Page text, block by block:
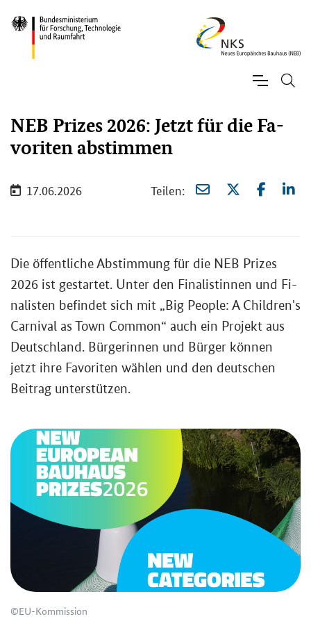
NEB Pri­zes 2026: Jetzt für die Fa­
vo­ri­ten ab­stim­men
17.06.2026 Tei­len:
Die öf­fent­li­che Ab­stim­mung für die NEB Prizes
2026 ist ge­star­tet. Unter den Fi­na­lis­tin­nen und Fi­
na­lis­ten be­fin­det sich mit „Big People: A Children's
Carnival as Town Common“ auch ein Pro­jekt aus
Deutsch­land. Bür­ge­rin­nen und Bür­ger kön­nen
jetzt ihre Fa­vo­ri­ten wäh­len und den deut­schen
Bei­trag un­ter­stüt­zen.
©EU-​Kommission